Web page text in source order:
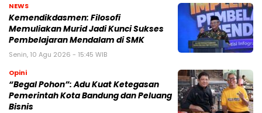
NEWS
Kemendikdasmen: Filosofi
Memuliakan Murid Jadi Kunci Sukses
Pembelajaran Mendalam di SMK
Senin, 10 Agu 2026 - 15:45 WIB
Opini
“Begal Pohon”: Adu Kuat Ketegasan
Pemerintah Kota Bandung dan Peluang
Bisnis